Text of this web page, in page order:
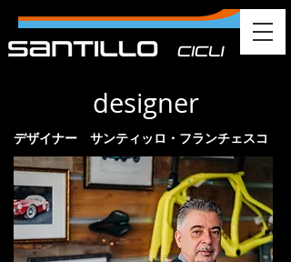
designer
デザイナー サンティッロ・フランチェスコ